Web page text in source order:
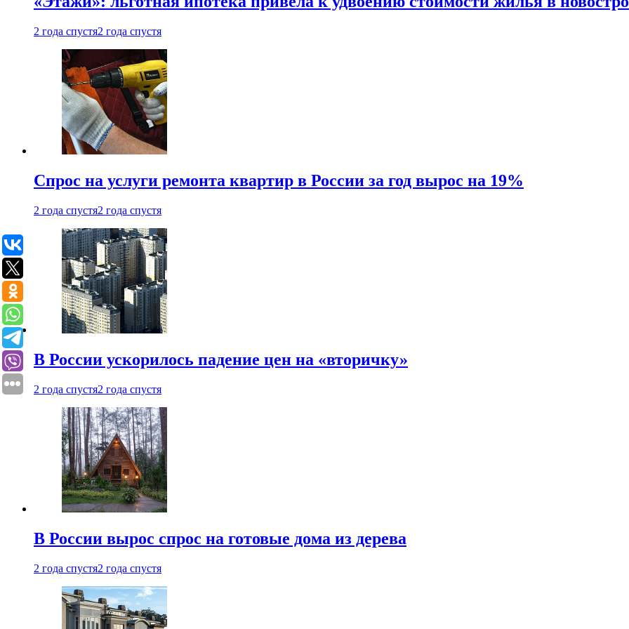
2 года спустя2 года спустя
Спрос на услуги ремонта квартир в России за год вырос на 19%
2 года спустя2 года спустя
В России ускорилось падение цен на «вторичку»
2 года спустя2 года спустя
В России вырос спрос на готовые дома из дерева
2 года спустя2 года спустя